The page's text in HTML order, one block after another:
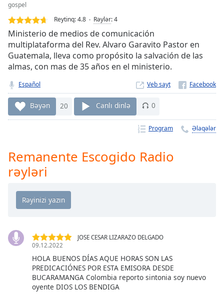
Loaded
0.00%
Stream
TypeLIVE
Seek to
currently
live LIVE
Remaining
Time-
Rate
Chapters
Chapters
descriptions
off
,
selected
subtitles
gospel
Reytinq:4.8 Rəylər:4
Ministerio de medios de comunicación
multiplataforma del Rev. Alvaro Garavito Pastor en
Guatemala, lleva como propósito la salvación de las
almas, con mas de 35 años en el ministerio.
Español Veb sayt
Bəyən 20 Canlı dinlə 0
Program Əlaqələr
Remanente Escogido Radio
rəyləri
JOSE CESAR LIZARAZO DELGADO
09.12.2022
HOLA BUENOS DÍAS AQUE HORAS SON LAS
PREDICACIÓNES POR ESTA EMISORA DESDE
BUCARAMANGA Colombia reporto sintonia soy nuevo
oyente DIOS LOS BENDIGA